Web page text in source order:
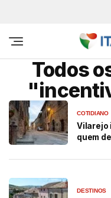
Todos
COTIDIANO
Vilarejo
quem
DESTINOS